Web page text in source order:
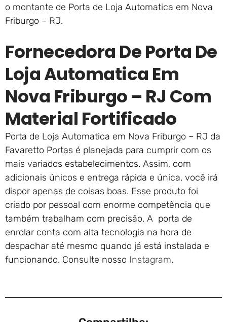
o montante de Porta de Loja Automatica em Nova
Friburgo – RJ.
Fornecedora De Porta De
Loja Automatica Em
Nova Friburgo – RJ Com
Material Fortificado
Porta de Loja Automatica em Nova Friburgo – RJ da
Favaretto Portas é planejada para cumprir com os
mais variados estabelecimentos. Assim, com
adicionais únicos e entrega rápida e única, você irá
dispor apenas de coisas boas. Esse produto foi
criado por pessoal com enorme competência que
também trabalham com precisão. A porta de
enrolar conta com alta tecnologia na hora de
despachar até mesmo quando já está instalada e
funcionando. Consulte nosso Instagram.